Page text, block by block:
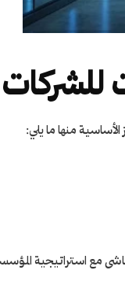
منها ما يلي:
مع استراتيجية